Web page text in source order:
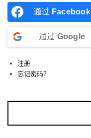
通过 Facebook
通过 Google
注册
忘记密码？